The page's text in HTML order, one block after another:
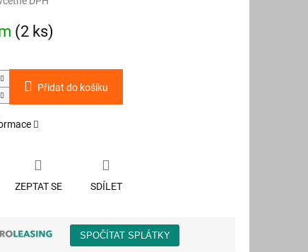
(2 ks)
Přidat do košíku
ZEPTAT SE SDÍLET